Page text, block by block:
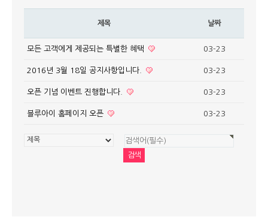
제목 날짜
모든 고객에게 제공되는 특별한 혜택 03-23
2016년 3월 18일 공지사항입니다. 03-23
오픈 기념 이벤트 진행합니다. 03-23
블루아이 홈페이지 오픈 03-23